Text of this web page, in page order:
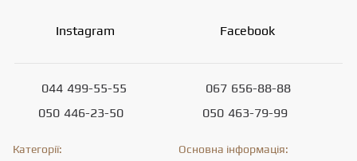
Instagram Facebook
044 499-55-55
050 446-23-50
067 656-88-88
050 463-79-99
Категорії:
Основна інформація: